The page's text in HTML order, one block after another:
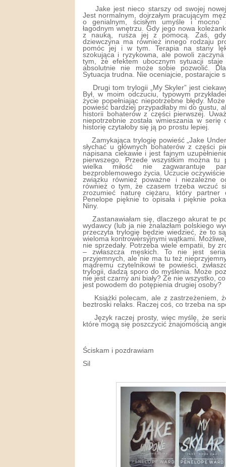
Jake jest nieco starszy od swojej
Jest normalnym, dojrzałym pracującym
o genialnym, ścisłym umyśle i mocno
łagodnym wnętrzu. Gdy jego nowa
z nauką, rusza jej z pomocą. Zaś,
dziewczyna ma również innego rodzaju
pomóc jej i w tym. Terapia na stany
szokująca i ryzykowna, ale powoli
tym, że efektem ubocznym sytuacji
absolutnie nie może sobie pozwolić.
Sytuacja trudna. Nie oceniajcie, postarajcie
Drugi tom trylogii „My Skyler” jest
Był, w moim odczuciu, typowym
życie popełniając niepotrzebne błędy.
powieść bardziej przypadłaby mi do gustu,
historii bohaterów z części pierwszej.
niepotrzebnie została wmieszania w
historię czytałoby się ją po prostu lepiej.
Zamykająca trylogię powieść „Jake
słychać u głównych bohaterów z części
napisana ciekawie i jest fajnym
pierwszego. Przede wszystkim można
wielka miłość nie zagwarantuje
bezproblemowego życia. Uczucie
związku również poważne i niezależne
również o tym, że czasem trzeba wczuć
zrozumieć naturę ciężaru, który partner
Penelope pięknie to opisała i pięknie
Niny.
Zastanawiałam się, dlaczego akurat te
wydawcy (lub ja nie znalazłam polskiego
przeczyta trylogię będzie wiedzieć, że to
wieloma kontrowersyjnymi wątkami.
nie sprzedały. Potrzeba wiele empatii, by
– zwłaszcza męskich. To nie jest
przyjemnych, ale nie ma tu też
mądremu czytelnikowi te powieści,
trylogii, dadzą sporo do myślenia. Może
nie jest czarny ani biały? Że nie wszystko,
jest powodem do potępienia drugiej osoby?
Książki polecam, ale z zastrzeżeniem,
beztroski relaks. Raczej coś, co trzeba na
Język raczej prosty, więc myślę, że
które mogą się poszczycić znajomością
Ściskam i pozdrawiam
Sil